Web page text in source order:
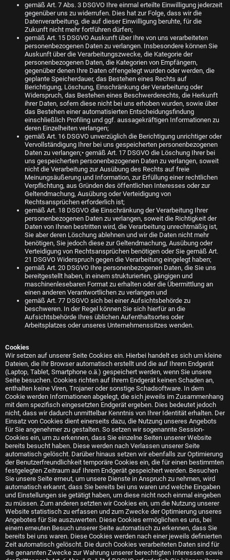
gemäß Art. 7 Abs. 3 DSGVO Ihre einmal erteilte Einwilligung jederzeit
gegenüber uns zu widerrufen. Dies hat zur Folge, dass wir die
Datenverarbeitung, die auf dieser Einwilligung beruhte, für die
Zukunft nicht mehr fortführen dürfen;
gemäß Art. 15 DSGVO Auskunft über Ihre von uns verarbeiteten
personenbezogenen Daten zu verlangen. Insbesondere können Sie
Auskunft über die Verarbeitungszwecke, die Kategorie der
personenbezogenen Daten, die Kategorien von Empfängern,
gegenüber denen Ihre Daten offengelegt wurden oder werden, die
geplante Speicherdauer, das Bestehen eines Rechts auf
Berichtigung, Löschung, Einschränkung der Verarbeitung oder
Widerspruch, das Bestehen eines Beschwerderechts, die Herkunft
ihrer Daten, sofern diese nicht bei uns erhoben wurden, sowie über
das Bestehen einer automatisierten Entscheidungsfindung
einschließlich Profiling und ggf. aussagekräftigen Informationen zu
deren Einzelheiten verlangen;
gemäß Art. 16 DSGVO unverzüglich die Berichtigung unrichtiger oder
Vervollständigung Ihrer bei uns gespeicherten personenbezogenen
Daten zu verlangen;• gemäß Art. 17 DSGVO die Löschung Ihrer bei
uns gespeicherten personenbezogenen Daten zu verlangen, soweit
nicht die Verarbeitung zur Ausübung des Rechts auf freie
Meinungsäußerung und Information, zur Erfüllung einer rechtlichen
Verpflichtung, aus Gründen des öffentlichen Interesses oder zur
Geltendmachung, Ausübung oder Verteidigung von
Rechtsansprüchen erforderlich ist;
gemäß Art. 18 DSGVO die Einschränkung der Verarbeitung Ihrer
personenbezogenen Daten zu verlangen, soweit die Richtigkeit der
Daten von Ihnen bestritten wird, die Verarbeitung unrechtmäßig ist,
Sie aber deren Löschung ablehnen und wir die Daten nicht mehr
benötigen, Sie jedoch diese zur Geltendmachung, Ausübung oder
Verteidigung von Rechtsansprüchen benötigen oder Sie gemäß Art.
21 DSGVO Widerspruch gegen die Verarbeitung eingelegt haben;
gemäß Art. 20 DSGVO Ihre personenbezogenen Daten, die Sie uns
bereitgestellt haben, in einem strukturierten, gängigen und
maschinenlesebaren Format zu erhalten oder die Übermittlung an
einen anderen Verantwortlichen zu verlangen und
gemäß Art. 77 DSGVO sich bei einer Aufsichtsbehörde zu
beschweren. In der Regel können Sie sich hierfür an die
Aufsichtsbehörde Ihres üblichen Aufenthaltsortes oder
Arbeitsplatzes oder unseres Unternehmenssitzes wenden.
Cookies
Wir setzen auf unserer Seite Cookies ein. Hierbei handelt es sich um kleine
Dateien, die Ihr Browser automatisch erstellt und die auf Ihrem Endgerät
(Laptop, Tablet, Smartphone o.ä.) gespeichert werden, wenn Sie unsere
Seite besuchen. Cookies richten auf Ihrem Endgerät keinen Schaden an,
enthalten keine Viren, Trojaner oder sonstige Schadsoftware. In dem
Cookie werden Informationen abgelegt, die sich jeweils im Zusammenhang
mit dem spezifisch eingesetzten Endgerät ergeben. Dies bedeutet jedoch
nicht, dass wir dadurch unmittelbar Kenntnis von Ihrer Identität erhalten. Der
Einsatz von Cookies dient einerseits dazu, die Nutzung unseres Angebots
für Sie angenehmer zu gestalten. So setzen wir sogenannte Session-
Cookies ein, um zu erkennen, dass Sie einzelne Seiten unserer Website
bereits besucht haben. Diese werden nach Verlassen unserer Seite
automatisch gelöscht. Darüber hinaus setzen wir ebenfalls zur Optimierung
der Benutzerfreundlichkeit temporäre Cookies ein, die für einen bestimmten
festgelegten Zeitraum auf Ihrem Endgerät gespeichert werden. Besuchen
Sie unsere Seite erneut, um unsere Dienste in Anspruch zu nehmen, wird
automatisch erkannt, dass Sie bereits bei uns waren und welche Eingaben
und Einstellungen sie getätigt haben, um diese nicht noch einmal eingeben
zu müssen. Zum anderen setzten wir Cookies ein, um die Nutzung unserer
Website statistisch zu erfassen und zum Zwecke der Optimierung unseres
Angebotes für Sie auszuwerten. Diese Cookies ermöglichen es uns, bei
einem erneuten Besuch unserer Seite automatisch zu erkennen, dass Sie
bereits bei uns waren. Diese Cookies werden nach einer jeweils definierten
Zeit automatisch gelöscht. Die durch Cookies verarbeiteten Daten sind für
die genannten Zwecke zur Wahrung unserer berechtigten Interessen sowie